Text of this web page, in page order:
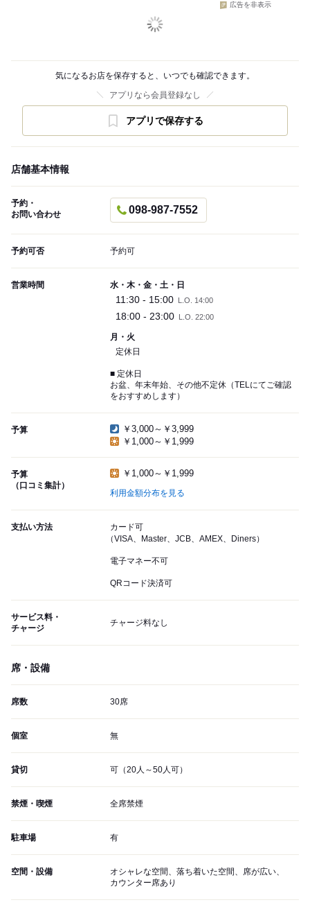
広告を非表示
気になるお店を保存すると、いつでも確認できます。
アプリなら会員登録なし
アプリで保存する
店舗基本情報
予約・
お問い合わせ
098-987-7552
予約可否 予約可
営業時間 水・木・金・土・日
11:30 - 15:00 L.O. 14:00
18:00 - 23:00 L.O. 22:00
月・火
定休日
■ 定休日
お盆、年末年始、その他不定休（TELにてご確認
をおすすめします）
予算
￥3,000～￥3,999
￥1,000～￥1,999
予算
（口コミ集計）
￥1,000～￥1,999
利用金額分布を見る
支払い方法
カード可
（VISA、Master、JCB、AMEX、Diners）
電子マネー不可
QRコード決済可
サービス料・
チャージ
チャージ料なし
席・設備
席数 30席
個室 無
貸切 可（20人～50人可）
禁煙・喫煙 全席禁煙
駐車場 有
空間・設備
オシャレな空間、落ち着いた空間、席が広い、
カウンター席あり